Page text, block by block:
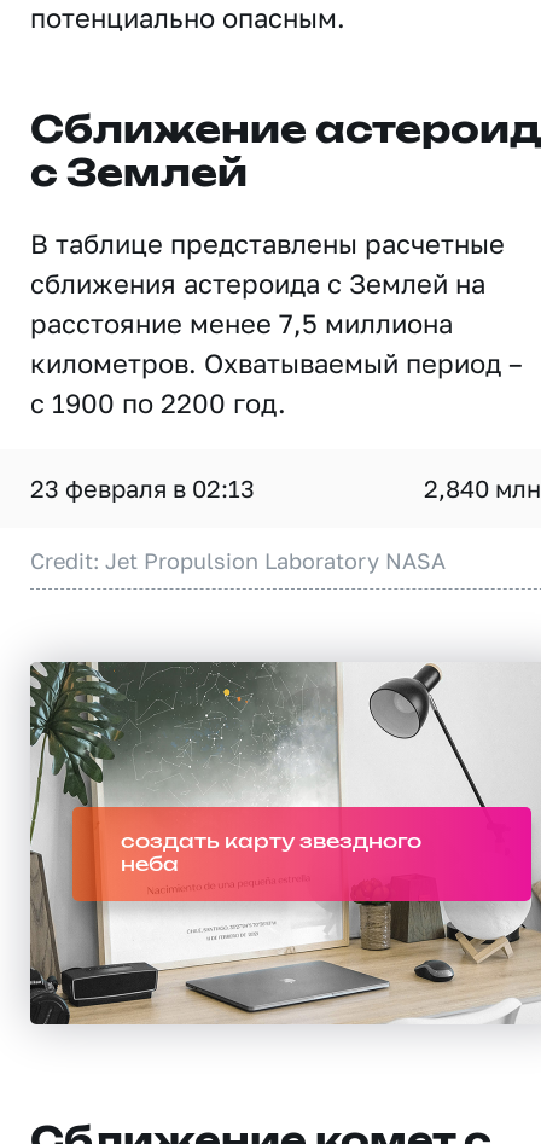
потенциально опасным.
Сближение
с Землей
В таблице представлены расчетные
сближения астероида с Землей на
расстояние менее 7,5 миллиона
километров. Охватываемый период –
с 1900 по 2200 год.
23 февраля в 02:13 2,840
Credit: Jet Propulsion Laboratory NASA
создать карту звездного
неба